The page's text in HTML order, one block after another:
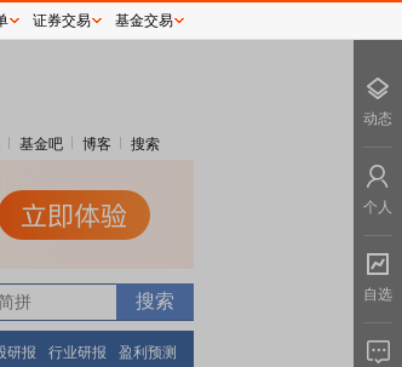
基金吧 博客 搜索
研报 行业研报
盈利预测
证券交易 基金交易
动态
个人
自选